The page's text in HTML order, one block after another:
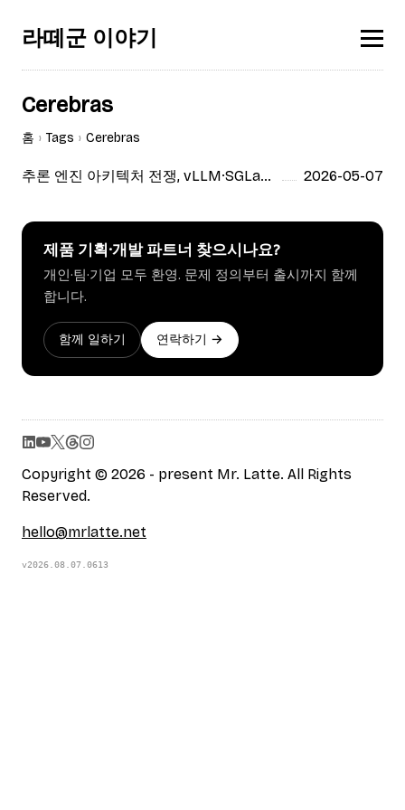
라떼군 이야기
Cerebras
홈 Tags Cerebras
추론 엔진 아키텍처 전쟁, vLLM·SGLang·TensorRT-LLM과 커스텀 실리콘의 실제 차이 2026-05-07
제품 기획·개발 파트너 찾으시나요?
개인·팀·기업 모두 환영. 문제 정의부터 출시까지 함께
합니다.
함께 일하기 연락하기 →
Copyright © 2026 - present Mr. Latte. All Rights
Reserved.
hello@mrlatte.net
v2026.08.07.0613